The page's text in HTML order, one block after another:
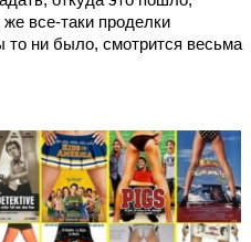
все-таки проделки
то ни было, смотрится весьма